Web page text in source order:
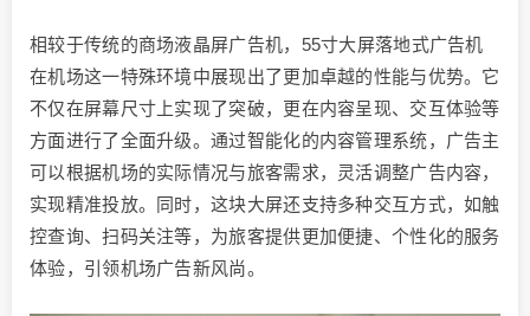
相较于传统的商场液晶屏广告机，55寸大屏落地式广告机
在机场这一特殊环境中展现出了更加卓越的性能与优势。它
不仅在屏幕尺寸上实现了突破，更在内容呈现、交互体验等
方面进行了全面升级。通过智能化的内容管理系统，广告主
可以根据机场的实际情况与旅客需求，灵活调整广告内容，
实现精准投放。同时，这块大屏还支持多种交互方式，如触
控查询、扫码关注等，为旅客提供更加便捷、个性化的服务
体验，引领机场广告新风尚。